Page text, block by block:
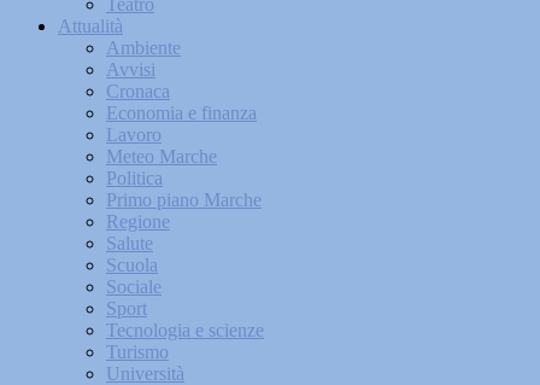
Teatro
Attualità
Ambiente
Avvisi
Cronaca
Economia e finanza
Lavoro
Meteo Marche
Politica
Primo piano Marche
Regione
Salute
Scuola
Sociale
Sport
Tecnologia e scienze
Turismo
Università